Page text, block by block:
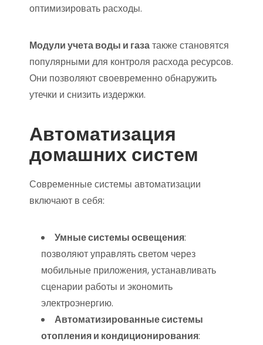
оптимизировать расходы.
Модули учета воды и газатакже становятся
популярными для контроля расхода ресурсов.
Они позволяют своевременно обнаружить
утечки и снизить издержки.
Автоматизация
домашних систем
Современные системы автоматизации
включают в себя:
Умные системы освещения:
позволяют управлять светом через
мобильные приложения, устанавливать
сценарии работы и экономить
электроэнергию.
Автоматизированные системы
отопления и кондиционирования: